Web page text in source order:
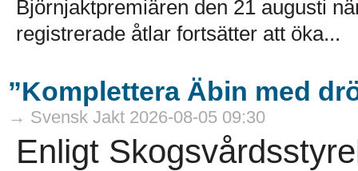
Björnjaktpremiären den 21 augusti
registrerade åtlar fortsätter att öka...
”Komplettera Äbin med
→ Svensk Jakt 2026-08-05 09:30
Enligt